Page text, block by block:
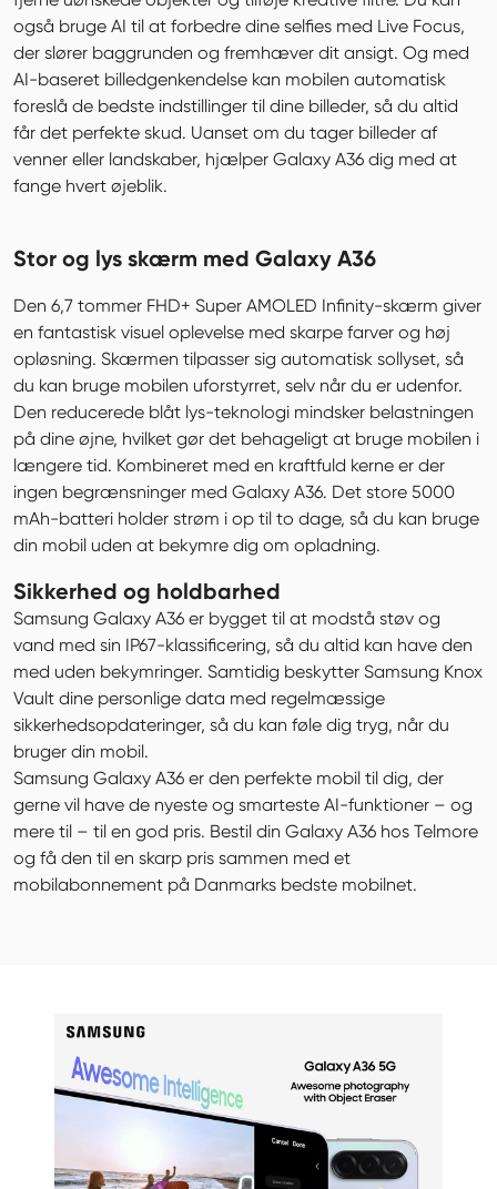
også bruge AI til at forbedre dine selfies med Live Focus,
der slører baggrunden og fremhæver dit ansigt. Og med
AI-baseret billedgenkendelse kan mobilen automatisk
foreslå de bedste indstillinger til dine billeder, så du altid
får det perfekte skud. Uanset om du tager billeder af
venner eller landskaber, hjælper Galaxy A36 dig med at
fange hvert øjeblik.
Stor og lys skærm med Galaxy A36
Den 6,7 tommer FHD+ Super AMOLED Infinity-skærm giver
en fantastisk visuel oplevelse med skarpe farver og høj
opløsning. Skærmen tilpasser sig automatisk sollyset, så
du kan bruge mobilen uforstyrret, selv når du er udenfor.
Den reducerede blåt lys-teknologi mindsker belastningen
på dine øjne, hvilket gør det behageligt at bruge mobilen i
længere tid. Kombineret med en kraftfuld kerne er der
ingen begrænsninger med Galaxy A36. Det store 5000
mAh-batteri holder strøm i op til to dage, så du kan bruge
din mobil uden at bekymre dig om opladning.
Sikkerhed og holdbarhed
Samsung Galaxy A36 er bygget til at modstå støv og
vand med sin IP67-klassificering, så du altid kan have den
med uden bekymringer. Samtidig beskytter Samsung Knox
Vault dine personlige data med regelmæssige
sikkerhedsopdateringer, så du kan føle dig tryg, når du
bruger din mobil.
Samsung Galaxy A36 er den perfekte mobil til dig, der
gerne vil have de nyeste og smarteste AI-funktioner – og
mere til – til en god pris. Bestil din Galaxy A36 hos Telmore
og få den til en skarp pris sammen med et
mobilabonnement på Danmarks bedste mobilnet.